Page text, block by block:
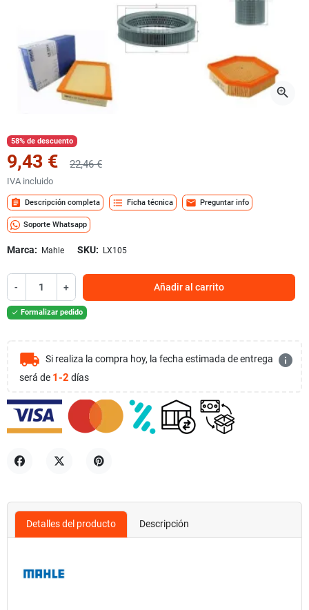
zoom_in
58% de descuento
9,43 € 22,46 €
IVA incluido
assignment Descripción completa format_list_bulleted Ficha técnica mail Preguntar info
Soporte Whatsapp
Marca: Mahle SKU: LX105
- + Añadir al carrito
 Formalizar pedido
local_shipping Si realiza la compra hoy, la fecha estimada de entrega
será de 1-2 días
info
Detalles del producto Descripción